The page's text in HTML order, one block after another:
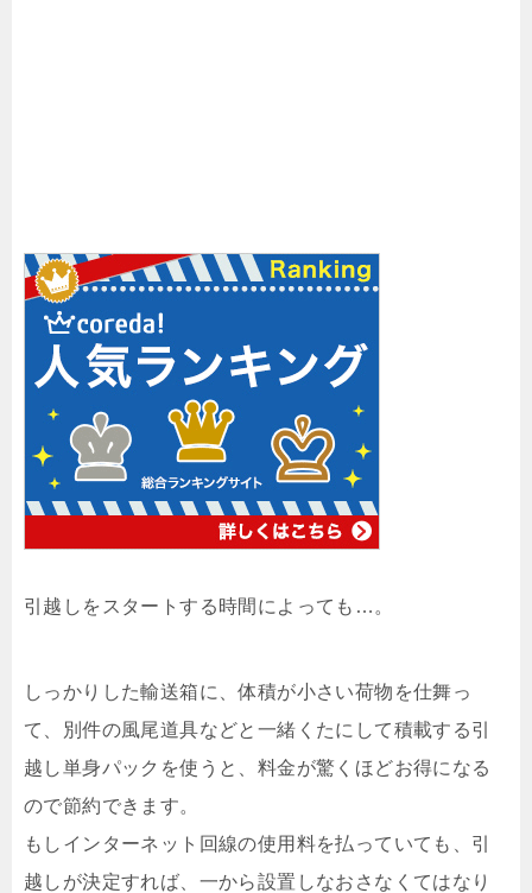
引越しをスタートする時間によっても…。
しっかりした輸送箱に、体積が小さい荷物を仕舞っ
て、別件の風尾道具などと一緒くたにして積載する引
越し単身パックを使うと、料金が驚くほどお得になる
ので節約できます。
もしインターネット回線の使用料を払っていても、引
越しが決定すれば、一から設置しなおさなくてはなり